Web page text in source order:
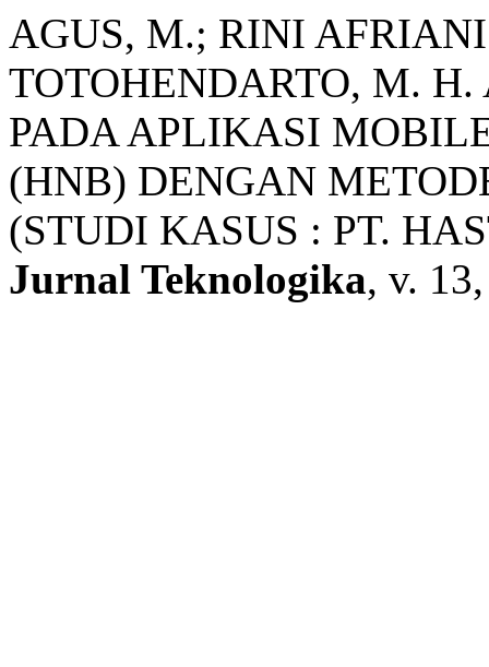
AGUS, M.; RINI
TOTOHENDARTO, M.
PADA APLIKASI
(HNB) DENGAN
(STUDI KASUS : PT.
Jurnal Teknologika, v.